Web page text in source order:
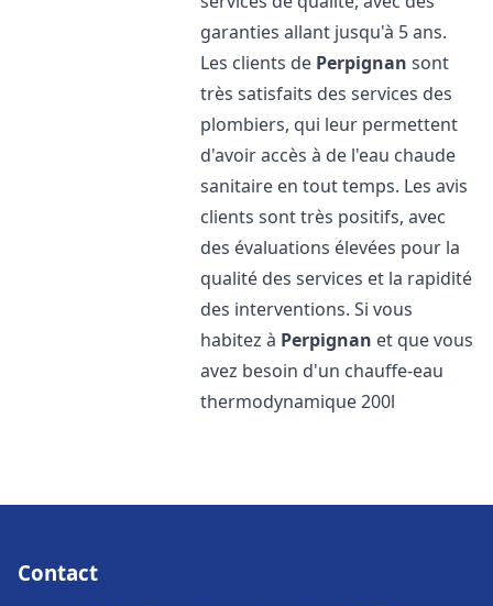
garanties allant jusqu'à 5 ans.
Les clients de Perpignan sont
très satisfaits des services des
plombiers, qui leur permettent
d'avoir accès à de l'eau chaude
sanitaire en tout temps. Les avis
clients sont très positifs, avec
des évaluations élevées pour la
qualité des services et la rapidité
des interventions. Si vous
habitez à Perpignan et que vous
avez besoin d'un chauffe-eau
thermodynamique 200l
Contact